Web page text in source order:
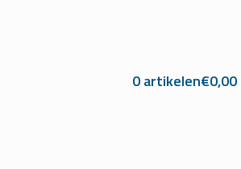
0 artikelen€0,00